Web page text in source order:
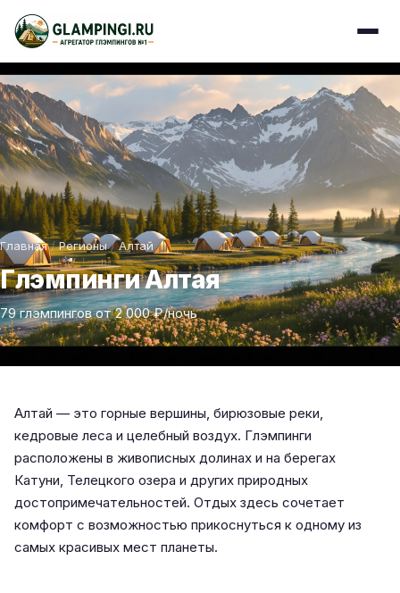
Главная / Регионы / Алтай
Глэмпинги Алтая
79 глэмпингов от 2 000 ₽/ночь
Алтай — это горные вершины, бирюзовые реки,
кедровые леса и целебный воздух. Глэмпинги
расположены в живописных долинах и на берегах
Катуни, Телецкого озера и других природных
достопримечательностей. Отдых здесь сочетает
комфорт с возможностью прикоснуться к одному из
самых красивых мест планеты.